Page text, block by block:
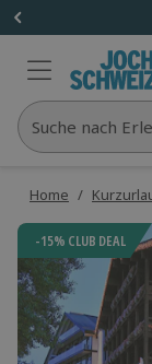
Suche nach
Home /
-15% CLUB DEAL